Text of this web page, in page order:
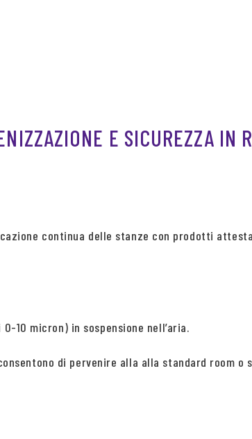
E SICUREZZA IN
continua delle stanze con prodotti
10 micron) in sospensione nell’aria.
di pervenire alla alla standard room o